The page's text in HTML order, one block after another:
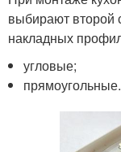
выбирают второй
накладных
угловые;
прямоугольные.